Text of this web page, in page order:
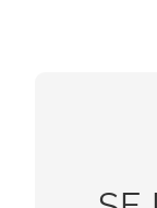
LE
Faire
douceur